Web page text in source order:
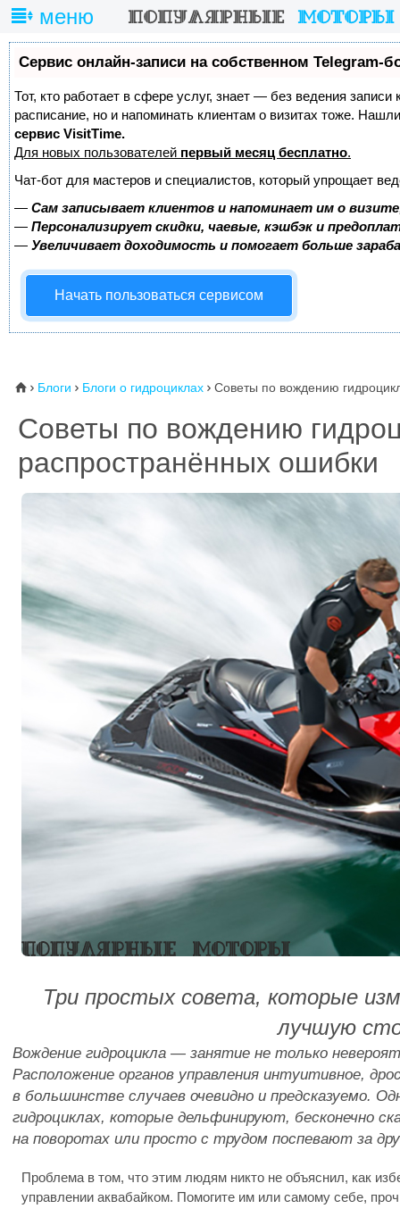
меню
Сервис онлайн-записи на собственном Telegram-
Тот, кто работает в сфере услуг, знает — без ведения
расписание, но и напоминать клиентам о визитах тоже.
сервис VisitTime.
Для новых пользователей первый месяц бесплатно.
Чат-бот для мастеров и специалистов, который упрощает
— Сам записывает клиентов и напоминает им о
— Персонализирует скидки, чаевые, кэшбэк и
— Увеличивает доходимость и помогает больше
Начать пользоваться сервисом
⌂  Блоги  Блоги о гидроциклах  Советы по вождению
Советы по вождению
распространённых ошибки
Три простых совета, которые
лучшую
Вождение гидроцикла — занятие не только
Расположение органов управления интуитивное,
в большинстве случаев очевидно и предсказуемо.
гидроциклах, которые дельфинируют, бесконечно
на поворотах или просто с трудом поспевают за
Проблема в том, что этим людям никто не объяснил, как
управлении аквабайком. Помогите им или самому себе,